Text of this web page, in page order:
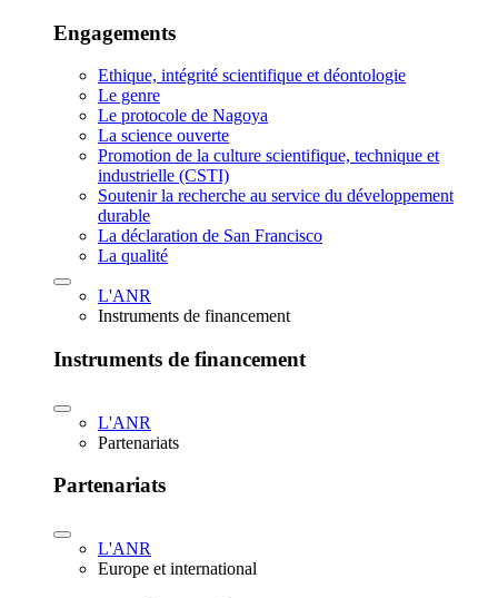
Engagements
Ethique, intégrité scientifique et déontologie
Le genre
Le protocole de Nagoya
La science ouverte
Promotion de la culture scientifique, technique et
industrielle (CSTI)
Soutenir la recherche au service du développement
durable
La déclaration de San Francisco
La qualité
L'ANR
Instruments de financement
Instruments de financement
L'ANR
Partenariats
Partenariats
L'ANR
Europe et international